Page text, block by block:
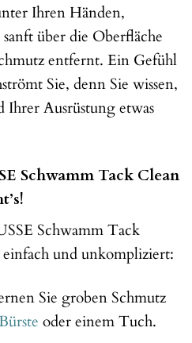
Ihren Händen,
über die Oberfläche
entfernt. Ein Gefühl
Sie, denn Sie wissen,
Ihrer Ausrüstung etwas
Schwamm Tack Clean
Schwamm Tack
einfach und unkompliziert:
Sie groben Schmutz
oder einem Tuch.